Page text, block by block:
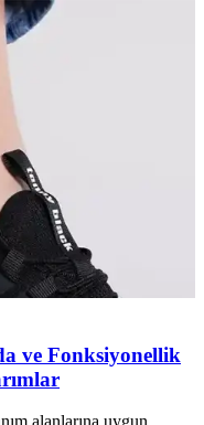
ve Fonksiyonellik